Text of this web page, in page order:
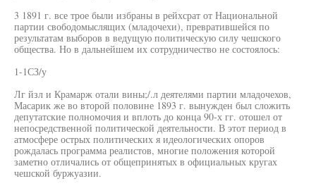
3 1891 г. все трое были избраны в рейхсрат от Национальной
партии свободомыслящих (младочехи), превратившейся по
результатам выборов в ведущую политическую силу чешского
общества. Но в дальнейшем их сотрудничество не состоялось:
1-1СЗ/у
Лг йзл и Крамарж отали вины;/.л деятелями партии младочехов,
Масарик же во второй половине 1893 г. вынужден был сложить
депутатские полномочия и вплоть до конца 90-х гг. отошел от
непосредственной политической деятельности. В этот период в
атмосфере острых политических я идеологических опоров
рождалась программа реалистов, многие положения которой
заметно отличались от общепринятых в официальных кругах
чешской буржуазии.